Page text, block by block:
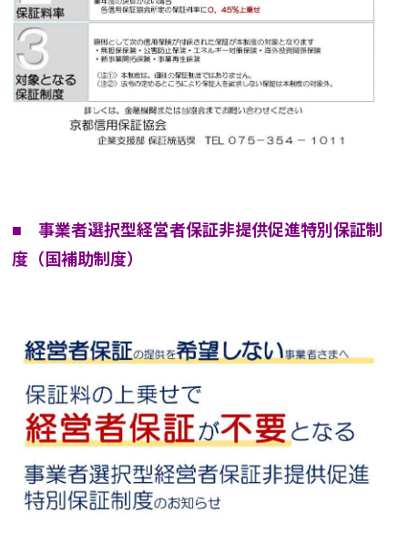
■ 事業者選択型経営者保証非提供促進特別保証制
度（国補助制度）